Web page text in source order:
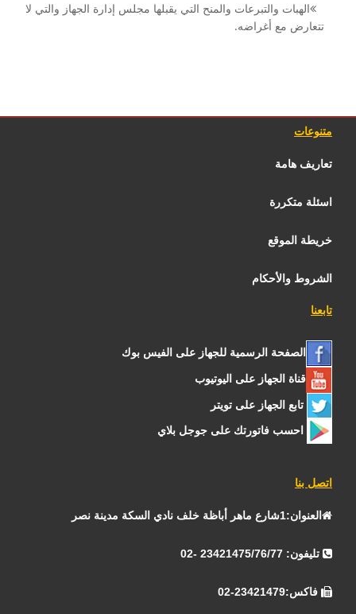
الهبات والتبرعات والمنح التي يقبلها مجلس إدارة الجهاز والتي لا
تتعارض مع أغراضه.
متنوعات
تعاريف هامة
اسئلة متكررة
خريطة الموقع
الشروط والأحكام
تابعنا
الصفحة الرسمية للجهاز على الفيس بوك
قناة الجهاز على اليوتيوب
اتصل بنا
العنوان:1شارع ماهر أباظة خلف نادي السكة مدينة نصر